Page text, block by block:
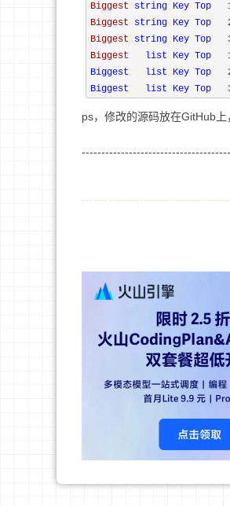
Biggest string Key Top
Biggest string Key Top
Biggest string Key Top
Biggest
list Key Top
Biggest
list Key Top
Biggest
list Key Top
ps，修改的源码放在GitHub上